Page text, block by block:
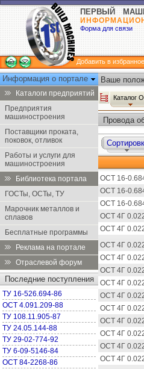
ПЕРВЫЙ
Форма для связи
Добавить в избранное
Информация о портале
Каталоги предприятий
Предприятия
машиностроения
Поставщики проката,
поковок, отливок
Работы и услуги для
машиностроения
Библиотека портала
ГОСТы, ОСТы, ТУ
Марочник металлов и
сплавов
Бесплатные программы
Реклама на портале
Отраслевой форум
Последние поступления
ТУ 16-526.694-86
ОСТ 4.091.209-88
ТУ 108.11.905-87
ТУ 24.05.144-88
ТУ 29-02-774-92
ТУ 6-09-5146-84
ОСТ 84-2268-86
Ваше
Каталог
Провода
ОСТ 16-
ОСТ 16-
ОСТ 16-
ОСТ 4Г
ОСТ 4Г
ОСТ 4Г
ОСТ 4Г
ОСТ 4Г
ОСТ 4Г
ОСТ 4Г
ОСТ 4Г
ОСТ 4Г
ОСТ 4Г
ОСТ 4Г
ОСТ 4Г